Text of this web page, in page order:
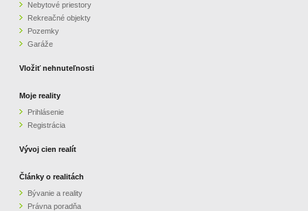
O NÁS
CENNÍK REALITNEJ INZERCIE
ZVÝRAZNENIE REALITNÝCH INZERÁTOV
PARTNERI
OBCHODNÉ PODMIENKY
KONTAKT
Nebytové priestory
Rekreačné objekty
Pozemky
Garáže
Vložiť nehnuteľnosti
Moje reality
Prihlásenie
Registrácia
Vývoj cien realít
Články o realitách
Bývanie a reality
Právna poradňa